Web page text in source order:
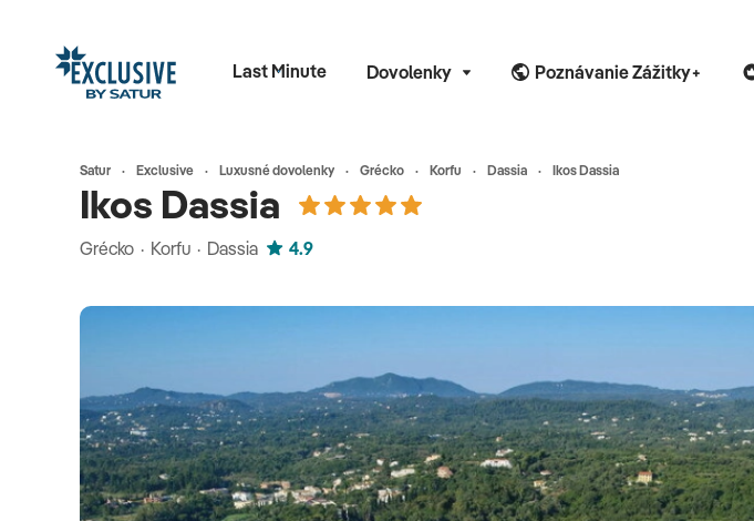
Last Minute Dovolenky Poznávanie Zážitky+
Satur Exclusive Luxusné dovolenky Grécko Korfu Dassia Ikos Dassia
Ikos Dassia
Grécko · Korfu · Dassia 4.9